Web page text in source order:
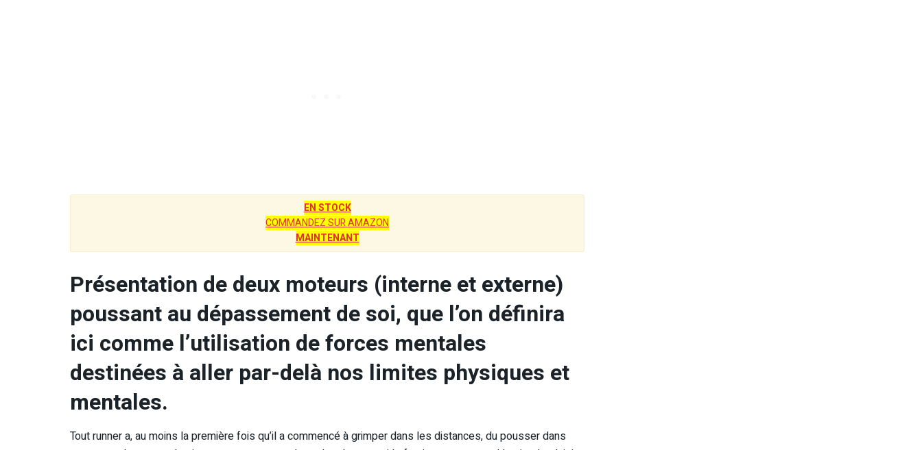
EN STOCK
COMMANDEZ SUR AMAZON
MAINTENANT
Présentation de deux moteurs (interne et externe)
poussant au dépassement de soi, que l’on définira
ici comme l’utilisation de forces mentales
destinées à aller par-delà nos limites physiques et
mentales.
Tout runner a, au moins la première fois qu’il a commencé à grimper dans les distances, du pousser dans